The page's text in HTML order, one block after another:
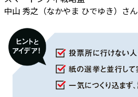
中山 秀之（なかやま ひでゆき）さん